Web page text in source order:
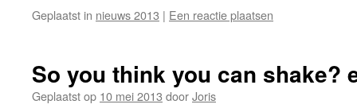
Geplaatst in nieuws 2013 | Een reactie plaatsen
So you think you can shake?
Geplaatst op 10 mei 2013 doorJoris